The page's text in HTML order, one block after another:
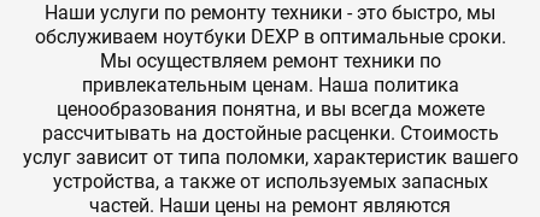
Наши услуги по ремонту техники - это быстро, мы
обслуживаем ноутбуки DEXP в оптимальные сроки.
Мы осуществляем ремонт техники по
привлекательным ценам. Наша политика
ценообразования понятна, и вы всегда можете
рассчитывать на достойные расценки. Стоимость
услуг зависит от типа поломки, характеристик вашего
устройства, а также от используемых запасных
частей. Наши цены на ремонт являются